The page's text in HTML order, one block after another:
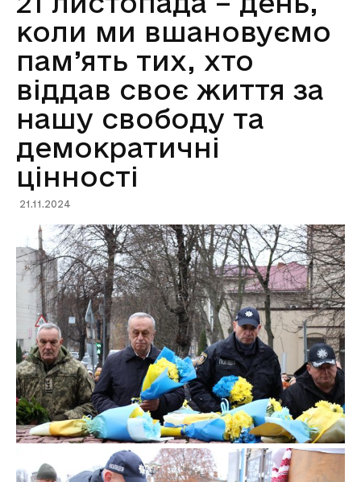
коли ми вшановуємо
пам’ять тих, хто
віддав своє життя за
нашу свободу та
демократичні
цінності
21.11.2024